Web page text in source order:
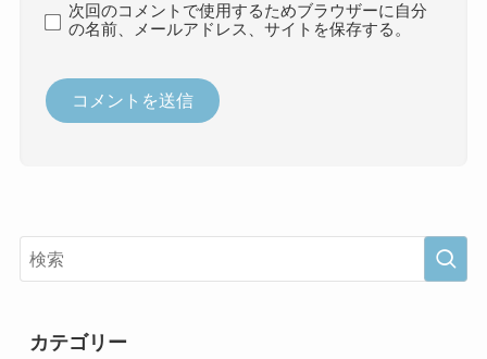
次回のコメントで使用するためブラウザーに自分
の名前、メールアドレス、サイトを保存する。
カテゴリー